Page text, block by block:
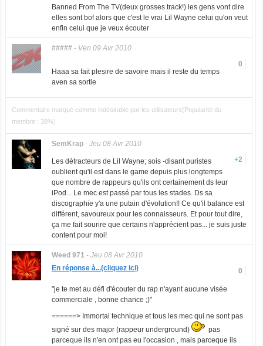
Banned From The TV(deux grosses track!) les gens vont dire
elles sont bof alors que c'est le vrai Lil Wayne celui qu'on veut
enfin celui que je veux écouter
#####- Ven 09 Avr 2010
0
Haaa sa fait plesire de savoire mais il reste du temps
aven sa sortie
Commentaire marqué comme indésirable par les utilisateurs(Popularité du
membre : 38%)
SemKrap- Jeu 08 Avr 2010
+2
Les détracteurs de Lil Wayne; sois -disant puristes
oublient qu'il est dans le game depuis plus longtemps
que nombre de rappeurs qu'ils ont certainement ds leur
iPod... Le mec est passé par tous les stades. Ds sa
discographie y'a une putain d'évolution!! Ce qu'il balance est
différent, savoureux pour les connaisseurs. Et pour tout dire,
ça me fait sourire que certains n'apprécient pas... je suis juste
content pour moi!
Weed 971- Jeu 08 Avr 2010
0
En réponse à...(cliquez ici)
"je te met au défi d'écouter du rap n'ayant aucune visée
commerciale , bonne chance ;)"
======> Immortal technique et tous les mec qui ne sont pas
signé sur des major (rappeur underground)
pas
parceque ils n'en ont pas eu l'occasion , mais parceque ils